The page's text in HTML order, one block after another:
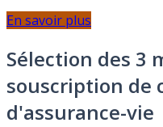
En savoir plus
Sélection des 3
souscription de
d'assurance-vie